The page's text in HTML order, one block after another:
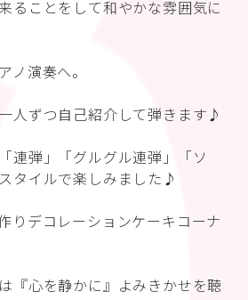
ることをして和やかな雰囲気に
ノ演奏へ。
人ずつ自己紹介して弾きます♪
連弾」「グルグル連弾」「ソ
タイルで楽しみました♪
りデコレーションケーキコーナ
『心を静かに』よみきかせを聴